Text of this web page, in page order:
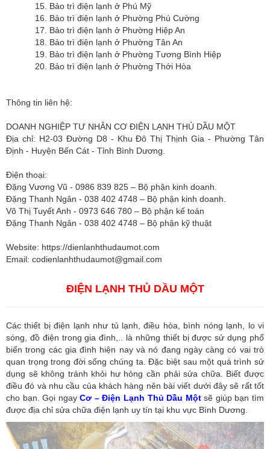
15. Bảo trì điện lạnh ở Phú Mỹ
16. Bảo trì điện lạnh ở Phường Phú Cường
17. Bảo trì điện lạnh ở Phường Hiệp An
18. Bảo trì điện lạnh ở Phường Tân An
19. Bảo trì điện lạnh ở Phường Tương Bình Hiệp
20. Bảo trì điện lạnh ở Phường Thới Hòa
Thông tin liên hệ:
DOANH NGHIỆP TƯ NHÂN CƠ ĐIỆN LẠNH THỦ DẦU MỘT
Địa chỉ: H2-03 Đường D8 - Khu Đô Thị Thịnh Gia - Phường Tân
Định - Huyện Bến Cát - Tỉnh Bình Dương.
Điện thoại:
Đặng Vương Vũ - 0986 839 825 – Bộ phận kinh doanh.
Đặng Thanh Ngân - 038 402 4748 – Bộ phận kinh doanh.
Võ Thị Tuyết Anh - 0973 646 780 – Bộ phận kế toán
Đặng Thanh Ngân - 038 402 4748 – Bộ phận kỹ thuật
Website: https://dienlanhthudaumot.com
Email: codienlanhthudaumot@gmail.com
ĐIỆN LẠNH THỦ DẦU MỘT
Các thiết bị điện lạnh như tủ lạnh, điều hòa, bình nóng lạnh, lo vi
sóng, đồ điện trong gia đình,.. là những thiết bị được sử dụng phổ
biến trong các gia đình hiện nay và nó đang ngày càng có vai trò
quan trọng trong đời sống chúng ta. Đặc biệt sau một quá trình sử
dụng sẽ không tránh khỏi hư hỏng cần phải sửa chữa. Biết được
điều đó và nhu cầu của khách hàng nên bài viết dưới đây sẽ rất tốt
cho bạn. Gọi ngayCơ – Điện Lạnh Thủ Dầu Một sẽ giúp bạn tìm
được địa chỉ sửa chữa điện lạnh uy tín tại khu vực Bình Dương.